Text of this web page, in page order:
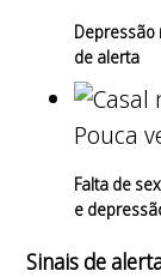
Depressão
de alerta
Pouca
Falta de
e
Sinais de